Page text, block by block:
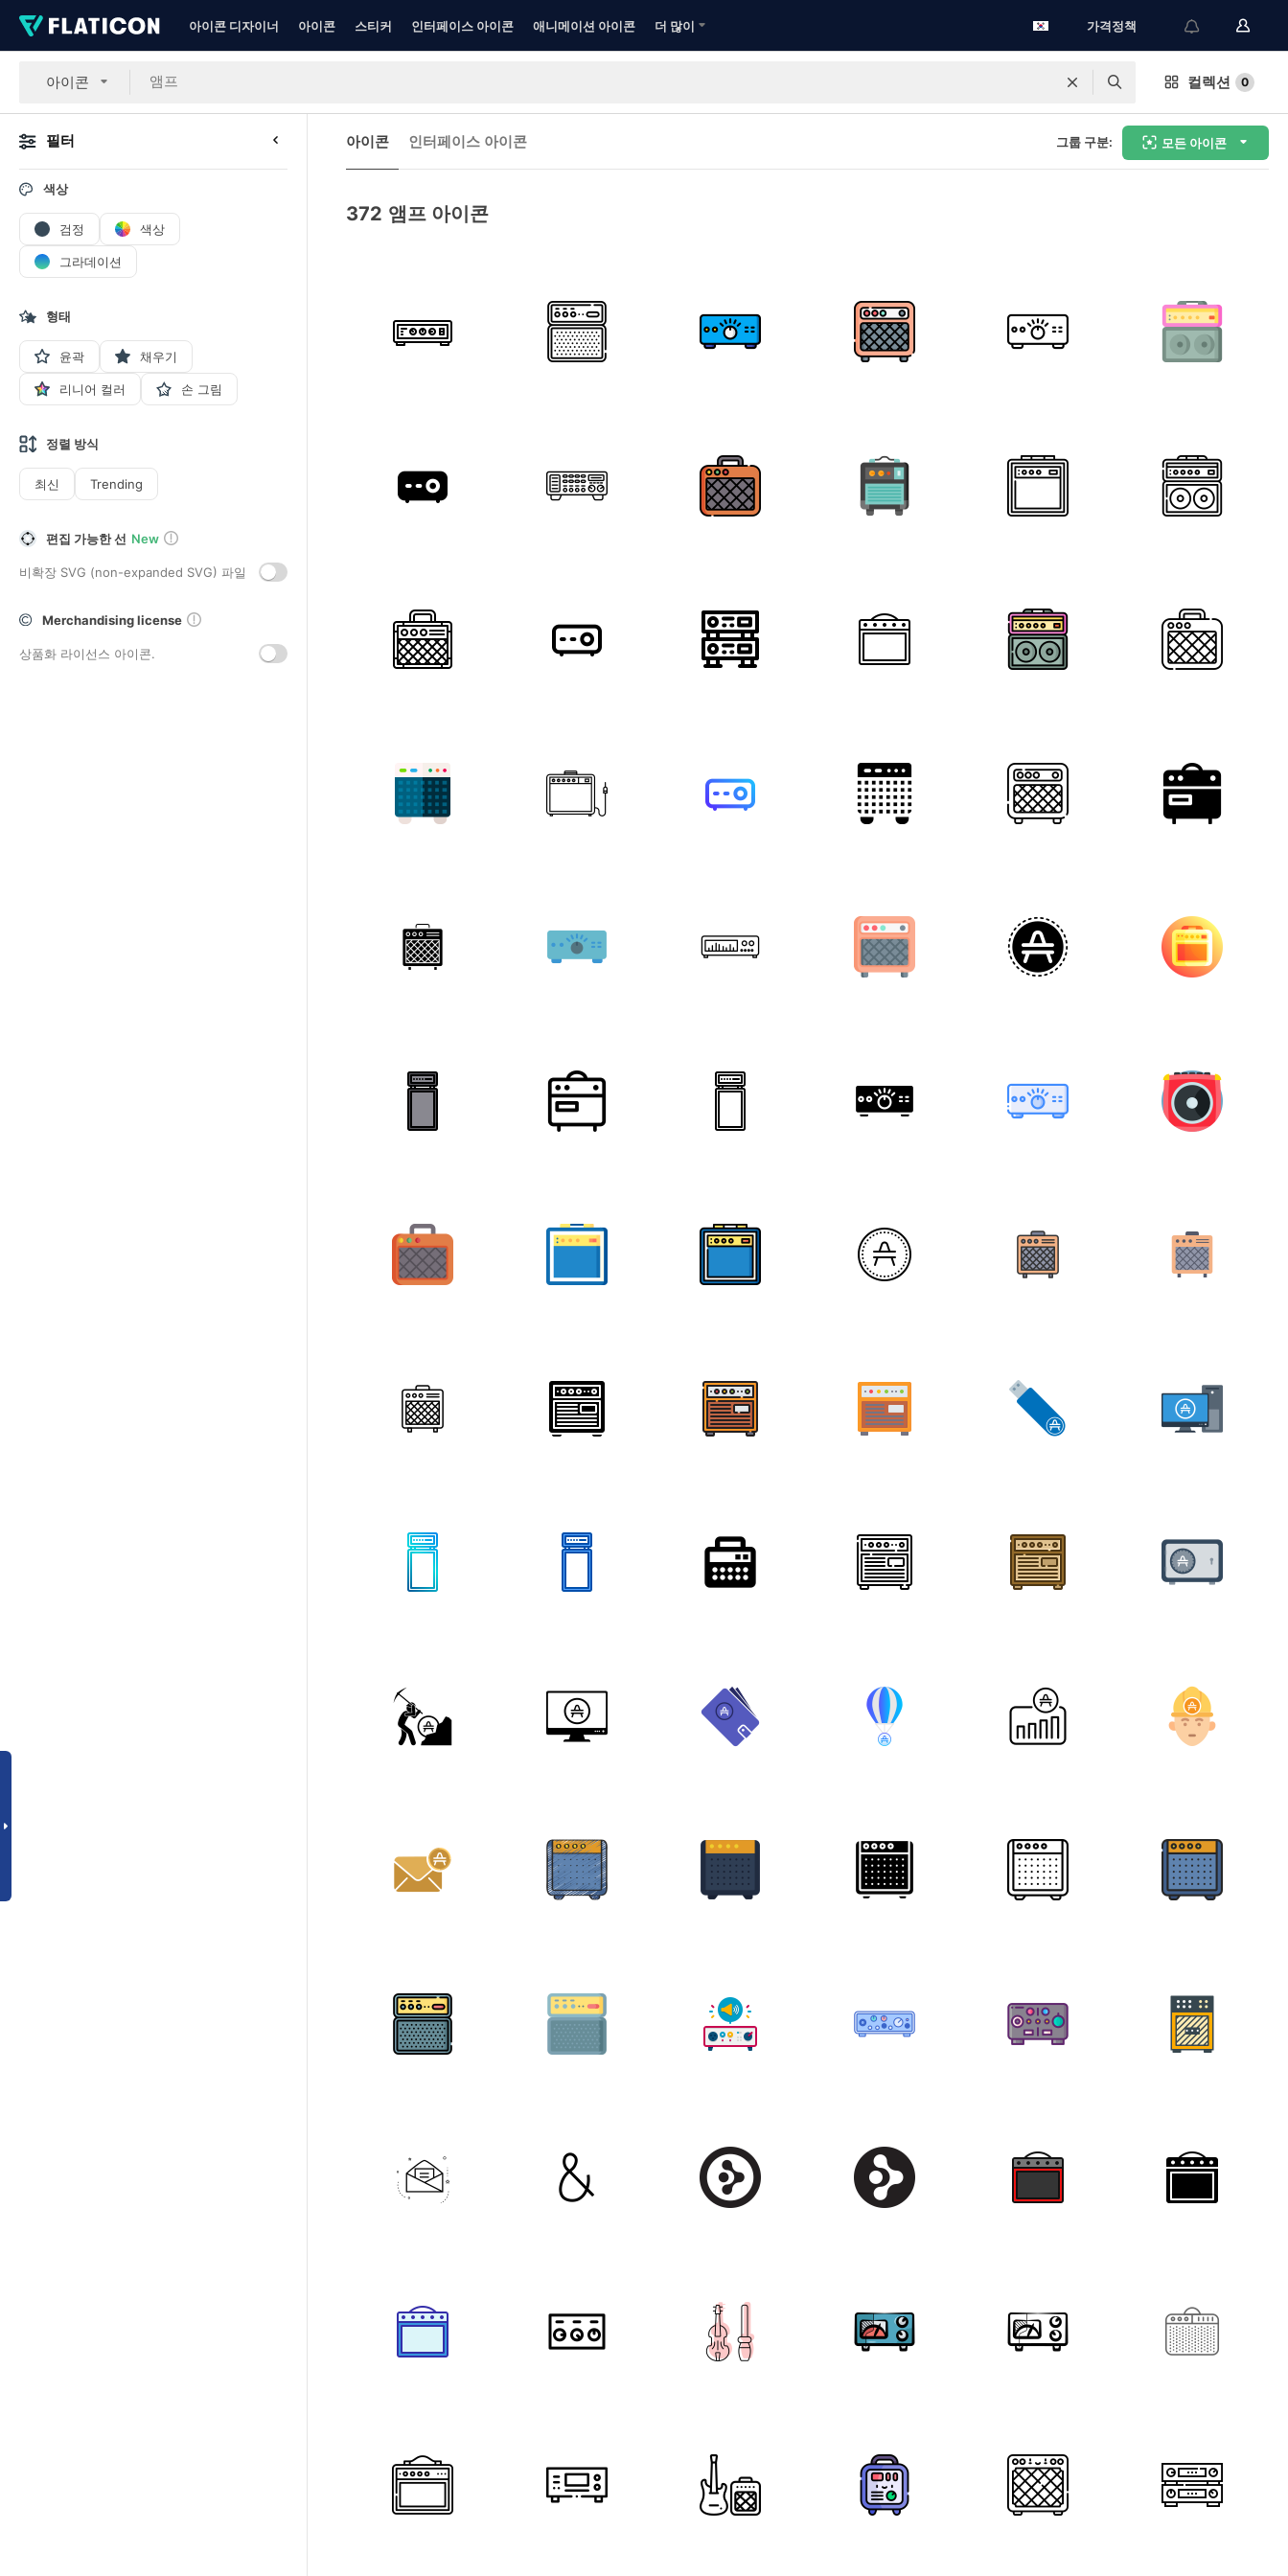
아이콘 디자이너 아이콘 스티커 인터페이스 아이콘 애니메이션 아이콘 더 많이 가격정책
아이콘 컬렉션 0
필터
색상
검정 색상
그라데이션
형태
윤곽 채우기
리니어 컬러 손 그림
정렬 방식
최신 Trending
편집 가능한 선 New
비확장 SVG (non-expanded SVG) 파일
Merchandising license
상품화 라이선스 아이콘.
아이콘 인터페이스 아이콘 그룹 구분: 모든 아이콘
372 앰프 아이콘